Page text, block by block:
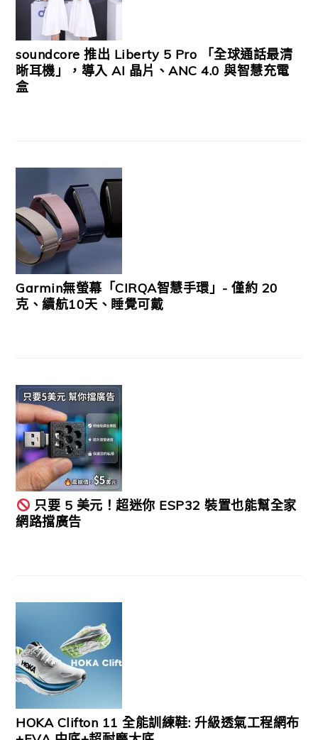
soundcore 推出 Liberty 5 Pro 「全球通話最清
晰耳機」，導入 AI 晶片、ANC 4.0 與智慧充電
盒
Garmin無螢幕「CIRQA智慧手環」- 僅約 20
克、續航10天、睡覺可戴
只要 5 美元！超迷你 ESP32 裝置也能幫全家
網路擋廣告
HOKA Clifton 11 全能訓練鞋: 升級透氣工程網布